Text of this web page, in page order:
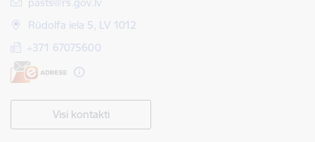
Rūdolfa iela 5, LV 1012
+371 67075600
Visi kontakti